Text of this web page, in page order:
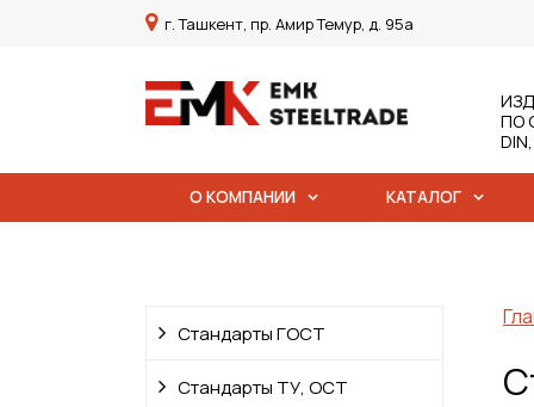
г. Ташкент, пр. Амир Темур, д. 95а
ПО
О КОМПАНИИ КАТАЛОГ
Стандарты ГОСТ
Стандарты ТУ, ОСТ